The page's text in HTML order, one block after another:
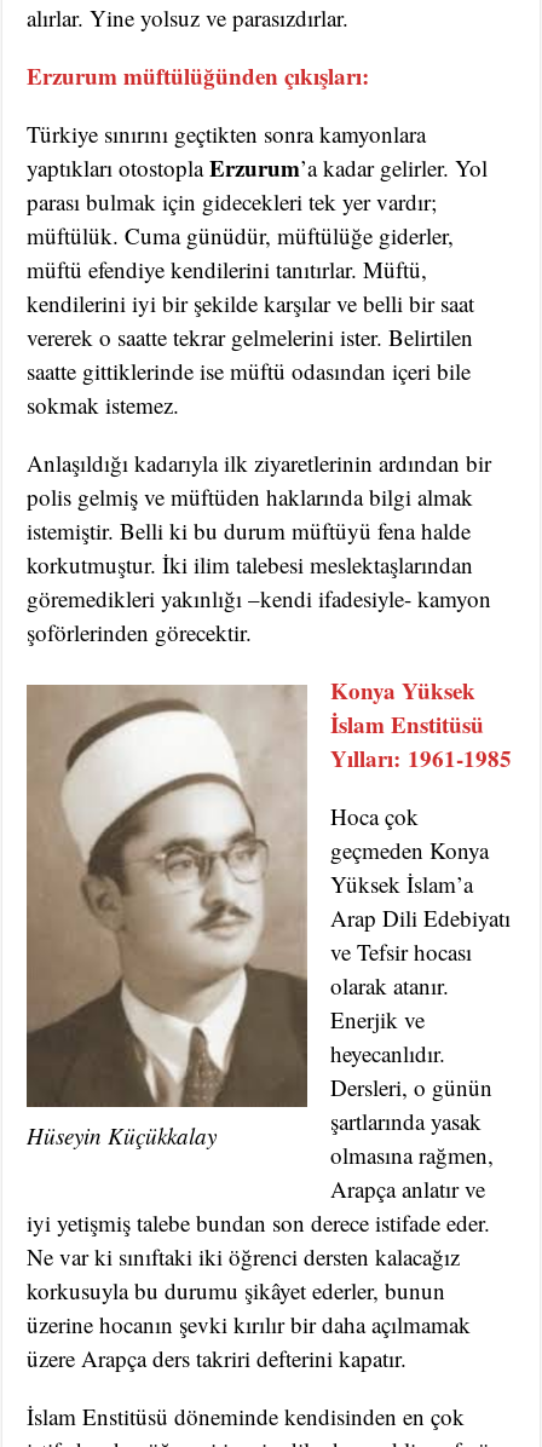
alırlar. Yine yolsuz ve parasızdırlar.
Erzurum müftülüğünden çıkışları:
Türkiye sınırını geçtikten sonra kamyonlara
yaptıkları otostoplaErzurum’a kadar gelirler. Yol
parası bulmak için gidecekleri tek yer vardır;
müftülük. Cuma günüdür, müftülüğe giderler,
müftü efendiye kendilerini tanıtırlar. Müftü,
kendilerini iyi bir şekilde karşılar ve belli bir saat
vererek o saatte tekrar gelmelerini ister. Belirtilen
saatte gittiklerinde ise müftü odasından içeri bile
sokmak istemez.
Anlaşıldığı kadarıyla ilk ziyaretlerinin ardından bir
polis gelmiş ve müftüden haklarında bilgi almak
istemiştir. Belli ki bu durum müftüyü fena halde
korkutmuştur. İki ilim talebesi meslektaşlarından
göremedikleri yakınlığı –kendi ifadesiyle- kamyon
şoförlerinden görecektir.
Hüseyin Küçükkalay
Konya Yüksek
İslam Enstitüsü
Yılları: 1961-1985
Hoca çok
geçmeden Konya
Yüksek İslam’a
Arap Dili Edebiyatı
ve Tefsir hocası
olarak atanır.
Enerjik ve
heyecanlıdır.
Dersleri, o günün
şartlarında yasak
olmasına rağmen,
Arapça anlatır ve
iyi yetişmiş talebe bundan son derece istifade eder.
Ne var ki sınıftaki iki öğrenci dersten kalacağız
korkusuyla bu durumu şikâyet ederler, bunun
üzerine hocanın şevki kırılır bir daha açılmamak
üzere Arapça ders takriri defterini kapatır.
İslam Enstitüsü döneminde kendisinden en çok